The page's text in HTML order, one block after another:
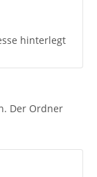
hinterlegt
Der Ordner